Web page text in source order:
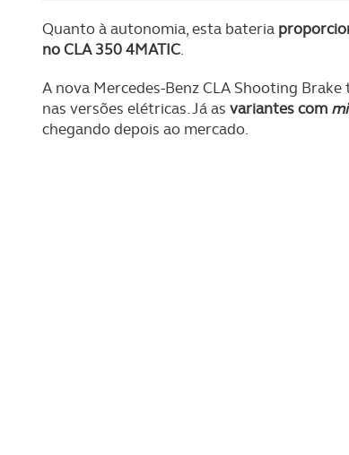
Quanto à autonomia, esta bateria
no CLA 350 4MATIC.
A nova Mercedes-Benz CLA Shooting Brake
nas versões elétricas. Já as variantes com
chegando depois ao mercado.